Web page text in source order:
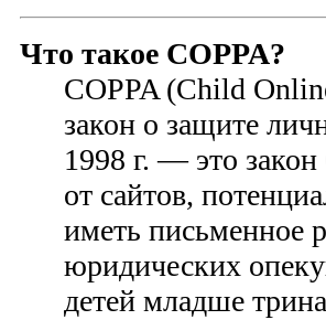
Что такое COPPA?
COPPA (Child
закон о защите
1998 г. — это
от сайтов,
иметь письменное
юридических
детей младше